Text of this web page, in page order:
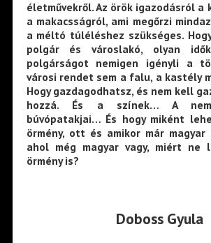
életművekről. Az örök igazodásról a
a makacsságról, ami megőrzi
a méltó túléléshez szükséges.
polgár és városlakó, olyan
polgárságot nemigen igényli a
városi rendet sem a falu, a kastély
Hogy gazdagodhatsz, és nem kell
hozzá. És a színek… A
búvópatakjai… És hogy miként
örmény, ott és amikor már magyar
ahol még magyar vagy, miért ne
örmény is?
Doboss Gyula